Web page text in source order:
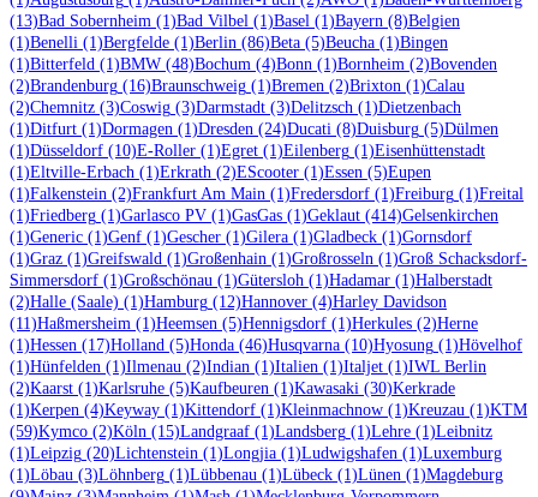
(13)Bad Sobernheim (1)Bad Vilbel (1)Basel (1)Bayern (8)Belgien
(1)Benelli (1)Bergfelde (1)Berlin (86)Beta (5)Beucha (1)Bingen
(1)Bitterfeld (1)BMW (48)Bochum (4)Bonn (1)Bornheim (2)Bovenden
(2)Brandenburg (16)Braunschweig (1)Bremen (2)Brixton (1)Calau
(2)Chemnitz (3)Coswig (3)Darmstadt (3)Delitzsch (1)Dietzenbach
(1)Ditfurt (1)Dormagen (1)Dresden (24)Ducati (8)Duisburg (5)Dülmen
(1)Düsseldorf (10)E-Roller (1)Egret (1)Eilenberg (1)Eisenhüttenstadt
(1)Eltville-Erbach (1)Erkrath (2)EScooter (1)Essen (5)Eupen
(1)Falkenstein (2)Frankfurt Am Main (1)Fredersdorf (1)Freiburg (1)Freital
(1)Friedberg (1)Garlasco PV (1)GasGas (1)Geklaut (414)Gelsenkirchen
(1)Generic (1)Genf (1)Gescher (1)Gilera (1)Gladbeck (1)Gornsdorf
(1)Graz (1)Greifswald (1)Großenhain (1)Großrosseln (1)Groß Schacksdorf-
Simmersdorf (1)Großschönau (1)Gütersloh (1)Hadamar (1)Halberstadt
(2)Halle (Saale) (1)Hamburg (12)Hannover (4)Harley Davidson
(11)Haßmersheim (1)Heemsen (5)Hennigsdorf (1)Herkules (2)Herne
(1)Hessen (17)Holland (5)Honda (46)Husqvarna (10)Hyosung (1)Hövelhof
(1)Hünfelden (1)Ilmenau (2)Indian (1)Italien (1)Italjet (1)IWL Berlin
(2)Kaarst (1)Karlsruhe (5)Kaufbeuren (1)Kawasaki (30)Kerkrade
(1)Kerpen (4)Keyway (1)Kittendorf (1)Kleinmachnow (1)Kreuzau (1)KTM
(59)Kymco (2)Köln (15)Landgraaf (1)Landsberg (1)Lehre (1)Leibnitz
(1)Leipzig (20)Lichtenstein (1)Longjia (1)Ludwigshafen (1)Luxemburg
(1)Löbau (3)Löhnberg (1)Lübbenau (1)Lübeck (1)Lünen (1)Magdeburg